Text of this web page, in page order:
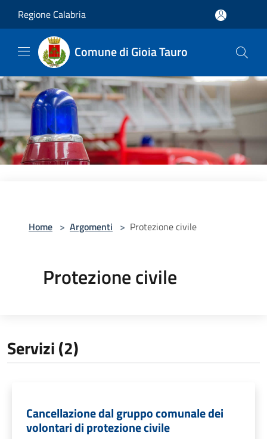
Regione Calabria
Comune di Gioia Tauro
Home > Argomenti > Protezione civile
Protezione civile
Servizi (2)
Cancellazione dal gruppo comunale dei
volontari di protezione civile